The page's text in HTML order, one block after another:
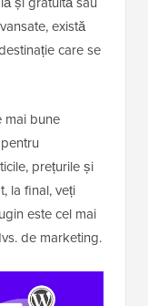
există
care se
mai bune
prețurile și
la final, veți
este cel mai
de marketing.